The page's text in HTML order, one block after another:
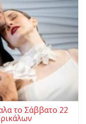
το Σάββατο 22